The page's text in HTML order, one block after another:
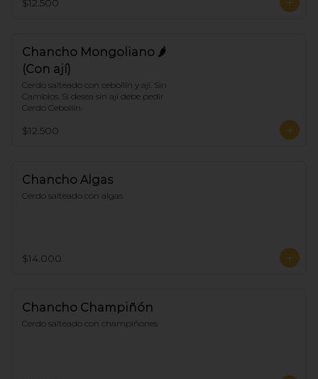
$12.500
Chancho Mongoliano 🌶
(Con ají)
Cerdo salteado con cebollín y ají. Sin
Cambios. Si desea sin ají debe pedir
Cerdo Cebollín.
$12.500
Chancho Algas
Cerdo salteado con algas
$14.000
Chancho Champiñón
Cerdo salteado con champiñones